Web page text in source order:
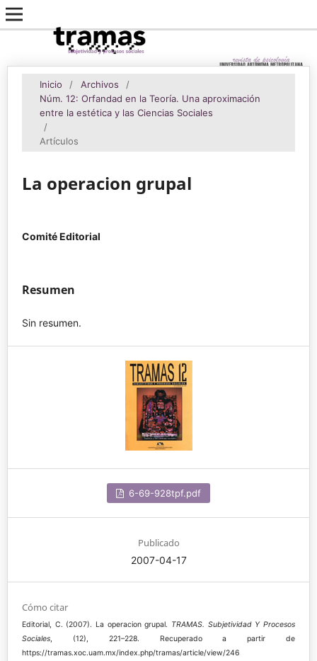
Inicio / Archivos
/
Núm. 12: Orfandad en la Teoría. Una aproximación
entre la estética y las Ciencias Sociales
/
Artículos
La operacion grupal
Comité Editorial
Resumen
Sin resumen.
6-69-928tpf.pdf
Publicado
2007-04-17
Cómo citar
Editorial, C. (2007). La operacion grupal. TRAMAS. Subjetividad Y Procesos
Sociales, (12), 221–228. Recuperado a partir de
https://tramas.xoc.uam.mx/index.php/tramas/article/view/246